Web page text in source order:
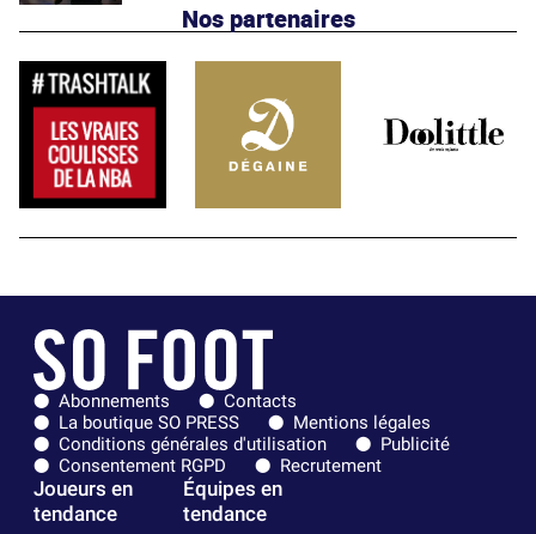
Nos partenaires
Abonnements
Contacts
La boutique SO PRESS
Mentions légales
Conditions générales d'utilisation
Publicité
Consentement RGPD
Recrutement
Joueurs en
tendance
Équipes en
tendance